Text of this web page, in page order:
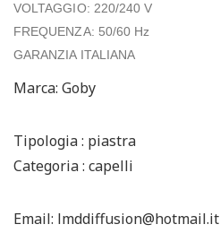
VOLTAGGIO: 220/240 V
FREQUENZA: 50/60 Hz
GARANZIA ITALIANA
Marca: Goby
Tipologia : piastra
Categoria : capelli
Email: lmddiffusion@hotmail.it